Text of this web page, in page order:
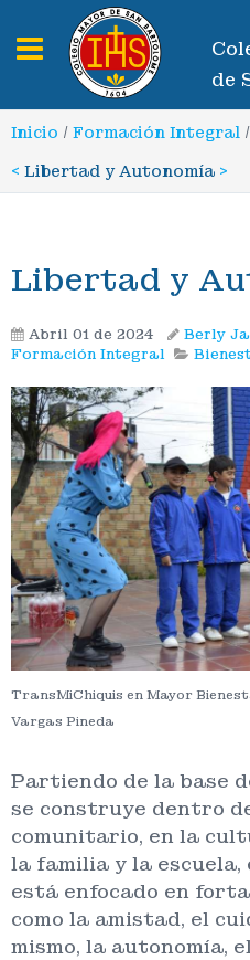
Toggle navigation
de
Inicio / Formación Integral /
< Libertad y Autonomía >
Libertad y
Abril 01 de 2024
Berly
Formación Integral
TransMiChiquis en Mayor
Vargas Pineda
Partiendo de la base
se construye dentro
comunitario, en la
la familia y la
está enfocado en
como la amistad, el
mismo, la autonomía,